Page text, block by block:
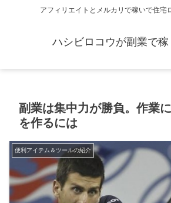
アフィリエイトとメルカリで稼いで住宅
ハシビロコウが副業で
副業は集中力が勝負。作業
を作るには
便利アイテム＆ツールの紹介